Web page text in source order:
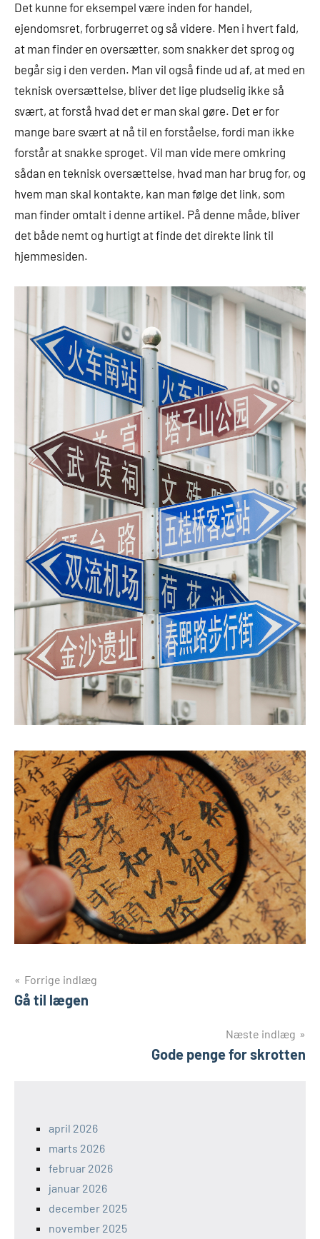
Det kunne for eksempel være inden for handel,
ejendomsret, forbrugerret og så videre. Men i hvert fald,
at man finder en oversætter, som snakker det sprog og
begår sig i den verden. Man vil også finde ud af, at med en
teknisk oversættelse, bliver det lige pludselig ikke så
svært, at forstå hvad det er man skal gøre. Det er for
mange bare svært at nå til en forståelse, fordi man ikke
forstår at snakke sproget. Vil man vide mere omkring
sådan en teknisk oversættelse, hvad man har brug for, og
hvem man skal kontakte, kan man følge det link, som
man finder omtalt i denne artikel. På denne måde, bliver
det både nemt og hurtigt at finde det direkte link til
hjemmesiden.
Indlægsnavigation
Forrige indlæg
Gå til lægen
Næste indlæg
Gode penge for skrotten
april 2026
marts 2026
februar 2026
januar 2026
december 2025
november 2025